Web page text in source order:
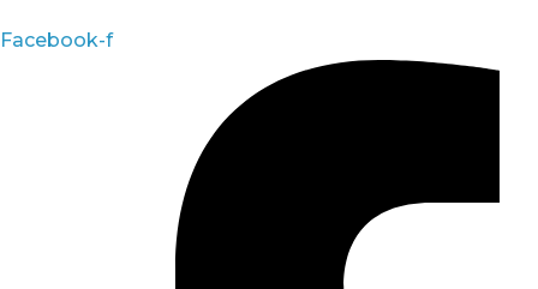
Facebook-f